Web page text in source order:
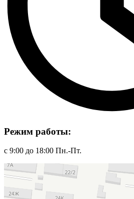
Режим работы:
с 9:00 до 18:00 Пн.-Пт.